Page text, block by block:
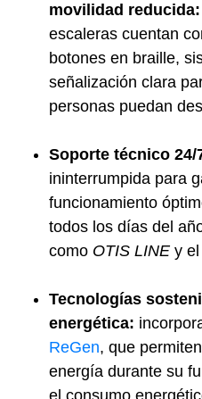
movilidad reducida:
escaleras cuentan
botones en braille,
señalización clara
personas puedan
Soporte técnico 24/
ininterrumpida para
funcionamiento
todos los días del
como OTIS LINE y el
Tecnologías
energética:
ReGen, que
energía durante su